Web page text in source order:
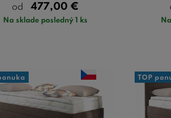
od 477,00 €
Na sklade posledný 1 ks
TOP